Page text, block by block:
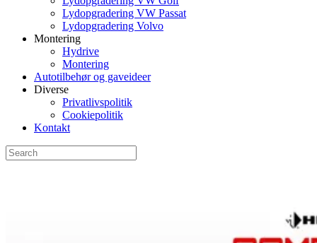
Lydopgradering VW Passat
Lydopgradering Volvo
Montering
Hydrive
Montering
Autotilbehør og gaveideer
Diverse
Privatlivspolitik
Cookiepolitik
Kontakt